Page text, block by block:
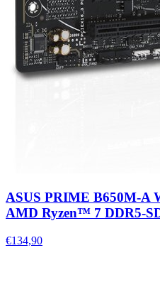
ASUS PRIME B650M-A
AMD Ryzen™ 7 DDR5-
€134,90